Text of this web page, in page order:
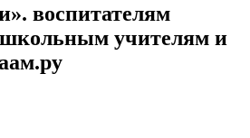
воспитателям
школьным учителям и